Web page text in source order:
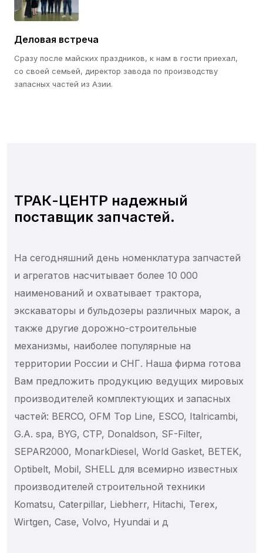
Деловая встреча
Сразу после майских праздников, к нам в гости приехал,
со своей семьей, директор завода по производству
запасных частей из Азии.
ТРАК-ЦЕНТР надежный
поставщик запчастей.
На сегодняшний день номенклатура запчастей
и агрегатов насчитывает более 10 000
наименований и охватывает трактора,
экскаваторы и бульдозеры различных марок, а
также другие дорожно-строительные
механизмы, наиболее популярные на
территории России и СНГ. Наша фирма готова
Вам предложить продукцию ведущих мировых
производителей комплектующих и запасных
частей: BERCO, OFM Top Line, ESCO, Italricambi,
G.A. spa, BYG, CTP, Donaldson, SF-Filter,
SEPAR2000, MonarkDiesel, World Gasket, BETEK,
Optibelt, Mobil, SHELL для всемирно известных
производителей строительной техники
Komatsu, Caterpillar, Liebherr, Hitachi, Terex,
Wirtgen, Case, Volvo, Hyundai и д